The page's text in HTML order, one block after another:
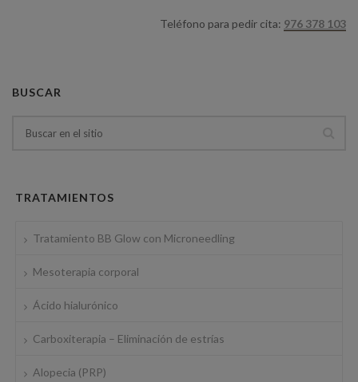
Teléfono para pedir cita: 976 378 103
BUSCAR
TRATAMIENTOS
Tratamiento BB Glow con Microneedling
Mesoterapia corporal
Ácido hialurónico
Carboxiterapia – Eliminación de estrías
Alopecia (PRP)